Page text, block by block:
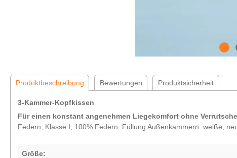
Produktbeschreibung Bewertungen Produktsicherheit
3-Kammer-Kopfkissen
Für einen konstant angenehmen Liegekomfort ohne
Federn, Klasse I, 100% Federn. Füllung Außenkammern: weiße,
Größe: